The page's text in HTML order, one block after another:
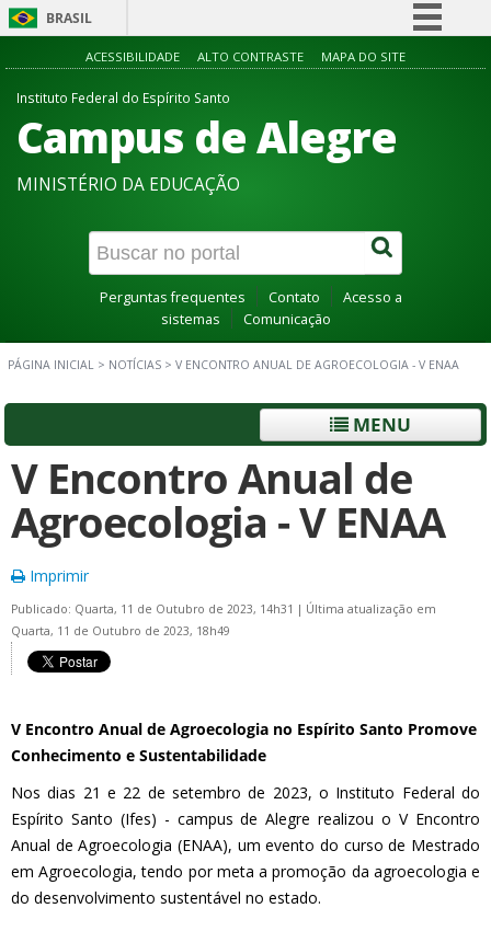
BRASIL
Simplifique!
Acesso à informação
Canais
ACESSIBILIDADE ALTO CONTRASTE MAPA DO SITE
Instituto Federal do Espírito Santo
Campus de Alegre
MINISTÉRIO DA EDUCAÇÃO
Perguntas frequentes Contato
Acesso a
sistemas
Comunicação
PÁGINA INICIAL > NOTÍCIAS > V ENCONTRO ANUAL DE AGROECOLOGIA - V ENAA
MENU
V Encontro Anual de
Agroecologia - V ENAA
Imprimir
Publicado: Quarta, 11 de Outubro de 2023, 14h31 | Última atualização em
Quarta, 11 de Outubro de 2023, 18h49
V Encontro Anual de Agroecologia no Espírito Santo Promove
Conhecimento e Sustentabilidade
Nos dias 21 e 22 de setembro de 2023, o Instituto Federal do
Espírito Santo (Ifes) - campus de Alegre realizou o V Encontro
Anual de Agroecologia (ENAA), um evento do curso de Mestrado
em Agroecologia, tendo por meta a promoção da agroecologia e
do desenvolvimento sustentável no estado.